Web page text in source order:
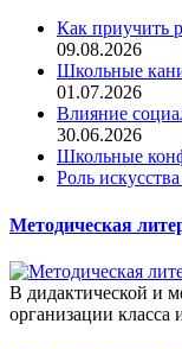
Как приучить
09.08.2026
Школьные
01.07.2026
Влияние
30.06.2026
Школьные
Роль
Методическая
В дидактической и
организации класса